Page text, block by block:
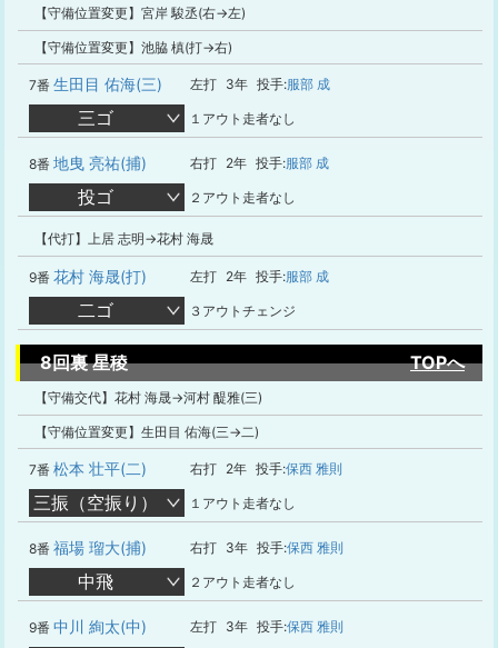
【守備位置変更】宮岸 駿丞(右→左)
【守備位置変更】池脇 槙(打→右)
7番 生田目 佑海(三) 左打 3年 投手:服部 成
三ゴ １アウト走者なし
8番 地曳 亮祐(捕) 右打 2年 投手:服部 成
投ゴ ２アウト走者なし
【代打】上居 志明→花村 海晟
9番 花村 海晟(打) 左打 2年 投手:服部 成
二ゴ ３アウトチェンジ
8回裏 星稜 TOPへ
【守備交代】花村 海晟→河村 醍雅(三)
【守備位置変更】生田目 佑海(三→二)
7番 松本 壮平(二) 右打 2年 投手:保西 雅則
三振（空振り） １アウト走者なし
8番 福場 瑠大(捕) 右打 3年 投手:保西 雅則
中飛 ２アウト走者なし
9番 中川 絢太(中) 左打 3年 投手:保西 雅則